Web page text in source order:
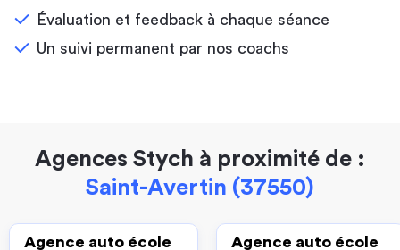
Évaluation et feedback à chaque séance
Un suivi permanent par nos coachs
Agences Stych à proximité de :
Saint-Avertin (37550)
Agence auto école
Agence auto école